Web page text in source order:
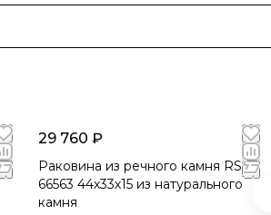
29 760 ₽
Раковина из речного камня RS-
66563 44х33х15 из натурального
камня